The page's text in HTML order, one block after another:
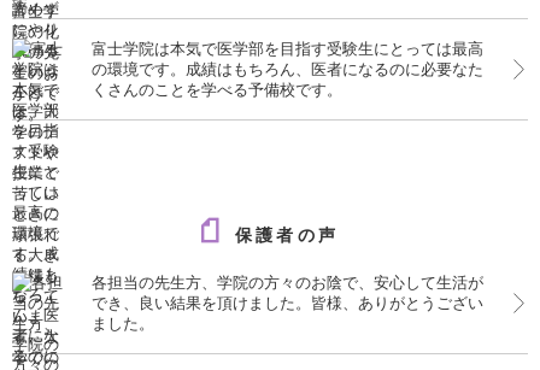
富士学院は本気で医学部を目指す受験生にとっては最高
の環境です。成績はもちろん、医者になるのに必要なた
くさんのことを学べる予備校です。
保護者の声
各担当の先生方、学院の方々のお陰で、安心して生活が
でき、良い結果を頂けました。皆様、ありがとうござい
ました。